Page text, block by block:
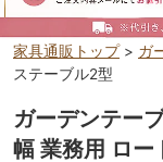
家具通販トップ> ガ
ステーブル2型
ガーデンテー
幅 業務用 ロ